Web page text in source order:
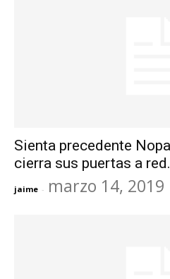
Sienta precedente
cierra sus puertas a
jaime - marzo 14, 2019